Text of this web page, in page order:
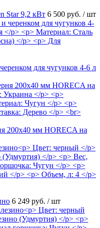
Star 9,2 кВт 6 500 руб. / шт
для чугунков 4-6 л
200х40 мм HORECA на
6 249 руб. / шт